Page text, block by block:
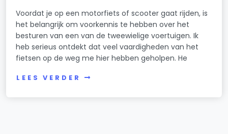
Voordat je op een motorfiets of scooter gaat rijden, is
het belangrijk om voorkennis te hebben over het
besturen van een van de tweewielige voertuigen. Ik
heb serieus ontdekt dat veel vaardigheden van het
fietsen op de weg me hier hebben geholpen. He
LEES VERDER